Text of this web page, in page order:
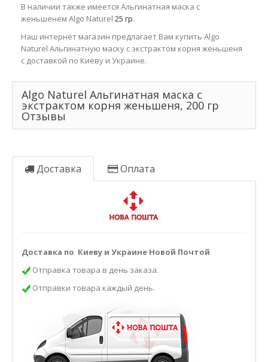
В наличии также имеется Альгинатная маска с
женьшенем Algo Naturel 25 гр.
Наш интернет магазин предлагает Вам купить Algo
Naturel Альгинатную маску с экстрактом корня женьшеня
с доставкой по Киеву и Украине.
Algo Naturel Альгинатная маска с
экстрактом корня женьшеня, 200 гр
Отзывы
Доставка Оплата
Доставка по Киеву и Украине Новой Почтой
Отправка товара в день заказа.
Отправки товара каждый день.